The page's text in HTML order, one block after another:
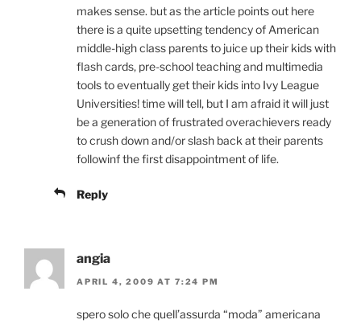
makes sense. but as the article points out here
there is a quite upsetting tendency of American
middle-high class parents to juice up their kids with
flash cards, pre-school teaching and multimedia
tools to eventually get their kids into Ivy League
Universities! time will tell, but I am afraid it will just
be a generation of frustrated overachievers ready
to crush down and/or slash back at their parents
followinf the first disappointment of life.
Reply
angia
APRIL 4, 2009 AT 7:24 PM
spero solo che quell’assurda “moda” americana